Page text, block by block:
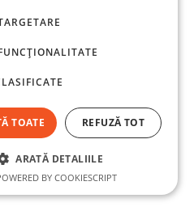
TOATE REFUZĂ TOT
ARATĂ DETALIILE
BY COOKIESCRIPT